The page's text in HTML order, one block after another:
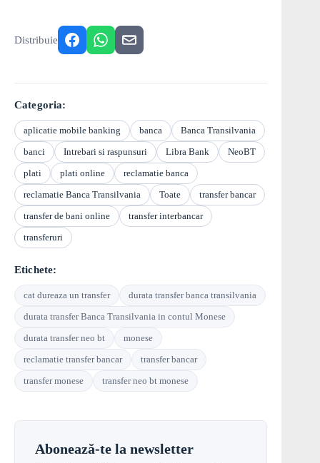
Distribuie
Categoria:
aplicatie mobile banking banca
Banca Transilvania
banci
Intrebari si raspunsuri Libra Bank
NeoBT
plati
plati online
reclamatie banca
reclamatie Banca Transilvania
Toate
transfer bancar
transfer de bani online
transfer interbancar
transferuri
Etichete:
cat dureaza un transfer
durata transfer banca transilvania
durata transfer Banca Transilvania in contul Monese
durata transfer neo bt
monese
reclamatie transfer bancar
transfer bancar
transfer monese
transfer neo bt monese
Abonează-te la newsletter